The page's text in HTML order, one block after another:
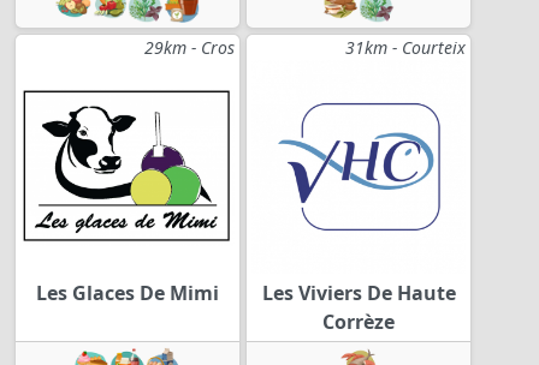
29km - Cros
Les Glaces De Mimi
31km - Courteix
Les Viviers De Haute
Corrèze